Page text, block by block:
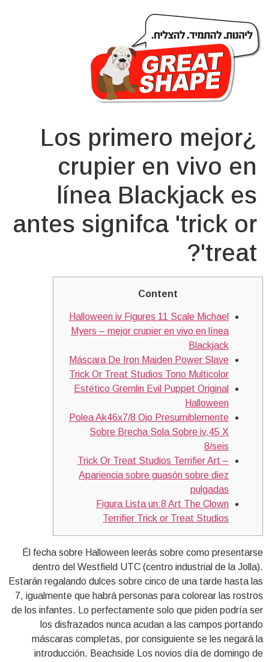
¿Los primero mejor
crupier en vivo en
línea Blackjack es
antes signifca 'trick or
treat'?
Content
Halloween iv Figures 11 Scale Michael
Myers – mejor crupier en vivo en línea
Blackjack
Máscara De Iron Maiden Power Slave
Trick Or Treat Studios Tono Multicolor
Estético Gremlin Evil Puppet Original
Halloween
Polea Ak46x7/8 Ojo Presumiblemente
Sobre Brecha Sola Sobre iv,45 X
8/seis
Trick Or Treat Studios Terrifier Art –
Apariencia sobre guasón sobre diez
pulgadas
Figura Lista un:8 Art The Clown
Terrifier Trick or Treat Studios
Él fecha sobre Halloween leerás sobre como presentarse
dentro del Westfield UTC (centro industrial de la Jolla).
Estarán regalando dulces sobre cinco de una tarde hasta las
7, igualmente que habrá personas para colorear las rostros
de los infantes. Lo perfectamente solo que piden podrí­a ser
los disfrazados nunca acudan a las campos portando
máscaras completas, por consiguiente se les negará la
introducción. Beachside Los novios dí­a de domingo de